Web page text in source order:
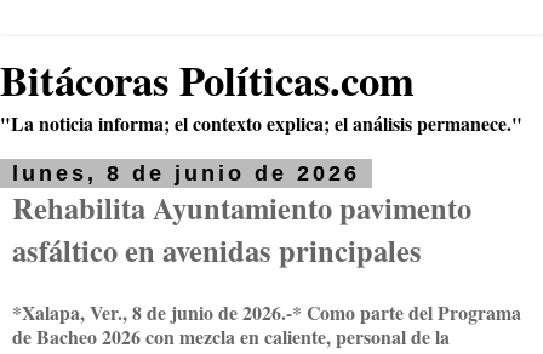
Bitácoras Políticas.com
"La noticia informa; el contexto explica; el análisis permanece."
lunes, 8 de junio de 2026
Rehabilita Ayuntamiento pavimento
asfáltico en avenidas principales
*Xalapa, Ver., 8 de junio de 2026.-* Como parte del Programa
de Bacheo 2026 con mezcla en caliente, personal de la